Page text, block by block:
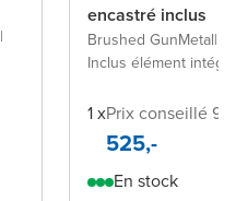
|
encastré inclus
Brushed GunMetal|
Inclus élément
1 xPrix conseillé
525,-
En stock